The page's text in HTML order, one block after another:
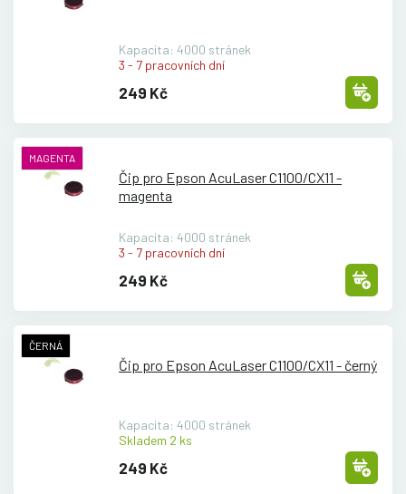
Kapacita: 4000 stránek
3 - 7 pracovních dní
249 Kč
MAGENTA
Čip pro Epson AcuLaser C1100/CX11 -
magenta
Kapacita: 4000 stránek
3 - 7 pracovních dní
249 Kč
ČERNÁ
Čip pro Epson AcuLaser C1100/CX11 - černý
Kapacita: 4000 stránek
Skladem 2 ks
249 Kč